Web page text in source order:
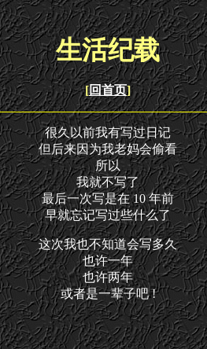
生活纪载
[回首页]
很久以前我有写过日记
但后来因为我老妈会偷看
所以
我就不写了
最后一次写是在 10 年前
早就忘记写过些什么了
这次我也不知道会写多久
也许一年
也许两年
或者是一辈子吧 !